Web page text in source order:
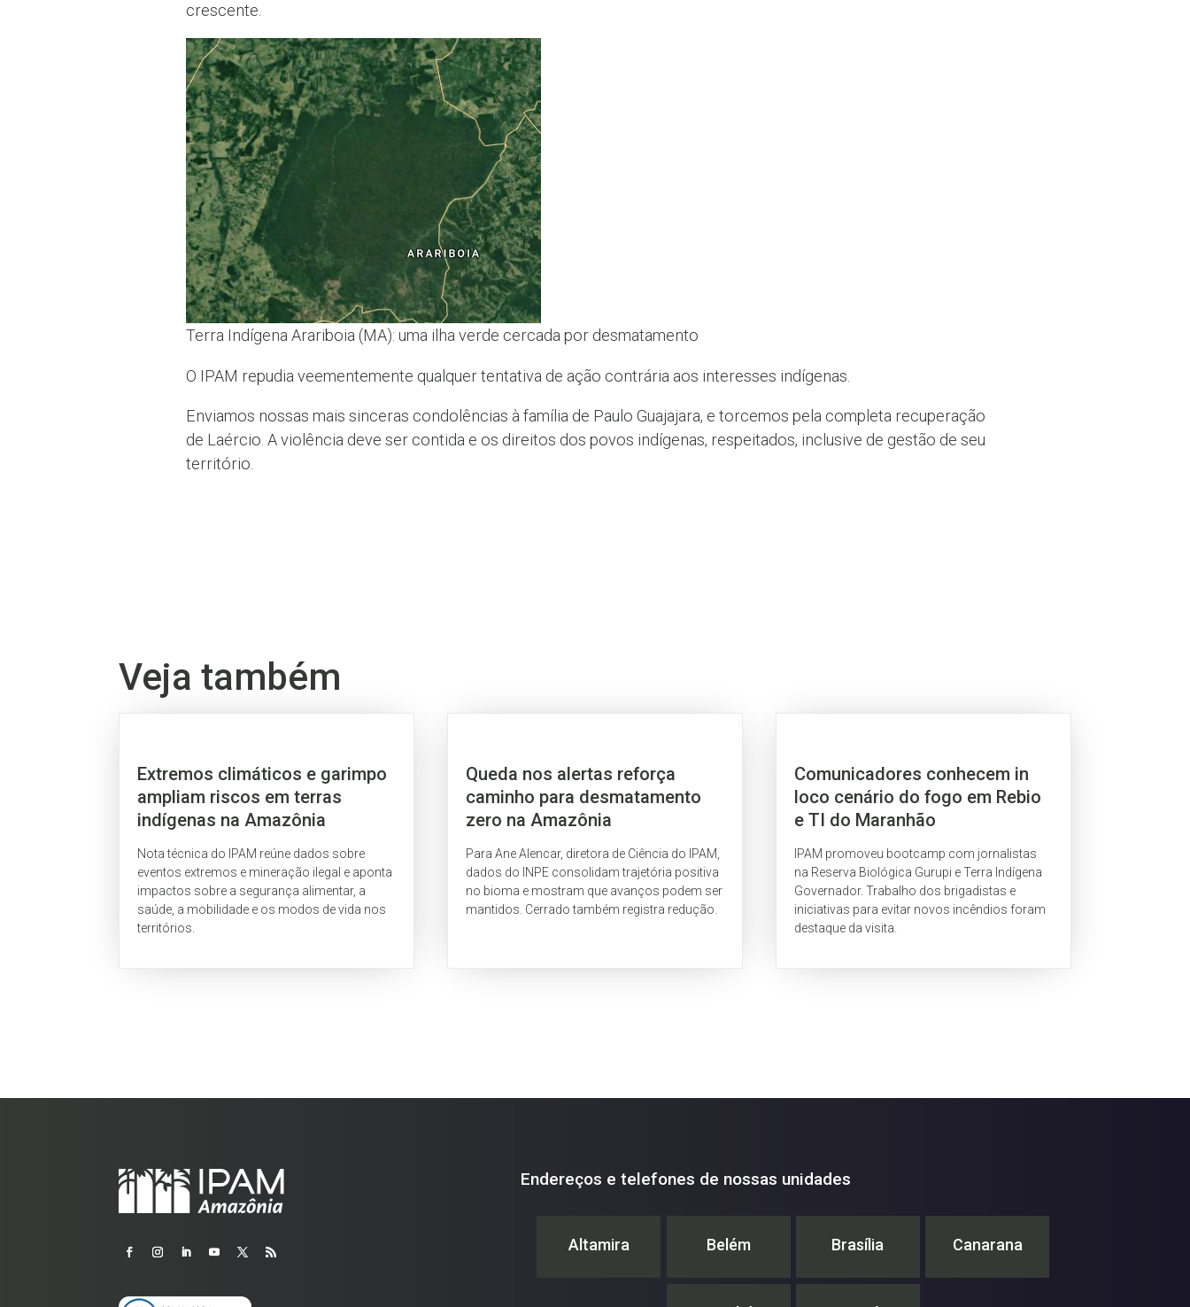
crescente.
Terra Indígena Arariboia (MA): uma ilha verde cercada por desmatamento
O IPAM repudia veementemente qualquer tentativa de ação contrária aos interesses indígenas.
Enviamos nossas mais sinceras condolências à família de Paulo Guajajara, e torcemos pela completa recuperação
de Laércio. A violência deve ser contida e os direitos dos povos indígenas, respeitados, inclusive de gestão de seu
território.
Veja também
Extremos climáticos e garimpo
ampliam riscos em terras
indígenas na Amazônia
Nota técnica do IPAM reúne dados sobre
eventos extremos e mineração ilegal e aponta
impactos sobre a segurança alimentar, a
saúde, a mobilidade e os modos de vida nos
territórios.
Queda nos alertas reforça
caminho para desmatamento
zero na Amazônia
Para Ane Alencar, diretora de Ciência do IPAM,
dados do INPE consolidam trajetória positiva
no bioma e mostram que avanços podem ser
mantidos. Cerrado também registra redução.
Comunicadores conhecem in
loco cenário do fogo em Rebio
e TI do Maranhão
IPAM promoveu bootcamp com jornalistas
na Reserva Biológica Gurupi e Terra Indígena
Governador. Trabalho dos brigadistas e
iniciativas para evitar novos incêndios foram
destaque da visita.
Endereços e telefones de nossas unidades
Altamira Belém Brasília Canarana